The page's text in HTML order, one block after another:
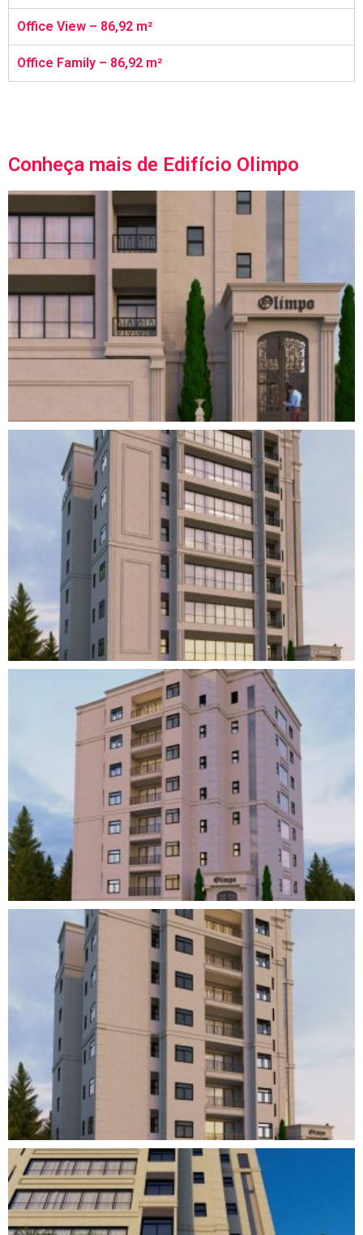
Office View – 86,92 m²
Office Family – 86,92 m²
Conheça mais de Edifício Olimpo